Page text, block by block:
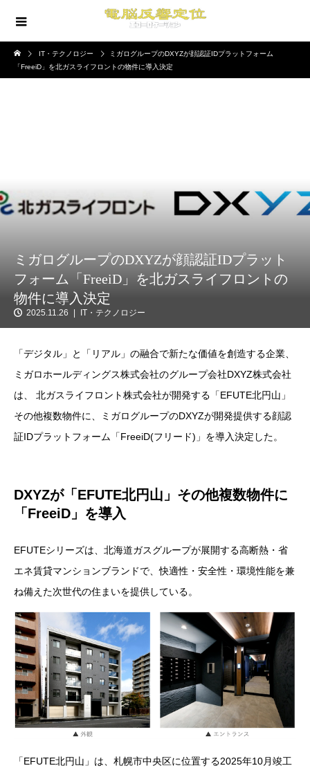
IT・テクノロジー
ミガログループのDXYZが顔認証IDプラットフォーム
「FreeiD」を北ガスライフロントの物件に導入決定
ミガログループのDXYZが顔認証IDプラット
フォーム「FreeiD」を北ガスライフロントの
物件に導入決定
2025.11.26 IT・テクノロジー
「デジタル」と「リアル」の融合で新たな価値を創造する企業、
ミガロホールディングス株式会社のグループ会社DXYZ株式会社
は、 北ガスライフロント株式会社が開発する「EFUTE北円山」
その他複数物件に、ミガログループのDXYZが開発提供する顔認
証IDプラットフォーム「FreeiD(フリード)」を導入決定した。
DXYZが「EFUTE北円山」その他複数物件に
「FreeiD」を導入
EFUTEシリーズは、北海道ガスグループが展開する高断熱・省
エネ賃貸マンションブランドで、快適性・安全性・環境性能を兼
ね備えた次世代の住まいを提供している。
「EFUTE北円山」は、札幌市中央区に位置する2025年10月竣工